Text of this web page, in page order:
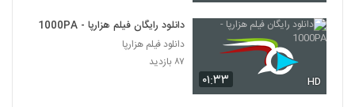
۰۱:۳۳ HD
دانلود رایگان فیلم هزارپا - 1000PA
دانلود فیلم هزارپا
۸۷ بازدید